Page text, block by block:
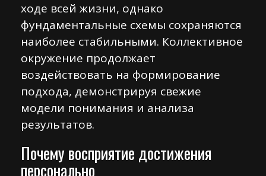
ходе всей жизни, однако
фундаментальные схемы сохраняются
наиболее стабильными. Коллективное
окружение продолжает
воздействовать на формирование
подхода, демонстрируя свежие
модели понимания и анализа
результатов.
Почему восприятие достижения
персонально